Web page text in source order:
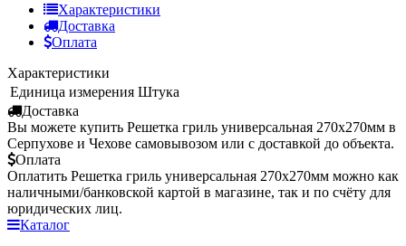
Характеристики
Доставка
Оплата
Характеристики
Единица измерения Штука
Доставка
Вы можете купить Решетка гриль универсальная 270х270мм в
Серпухове и Чехове самовывозом или с доставкой до объекта.
Оплата
Оплатить Решетка гриль универсальная 270х270мм можно как
наличными/банковской картой в магазине, так и по счёту для
юридических лиц.
Каталог